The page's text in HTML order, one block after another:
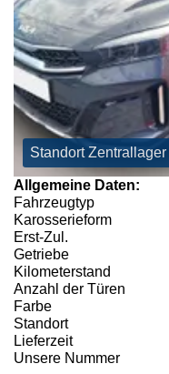
Standort Zentrallager
Allgemeine Daten:
Fahrzeugtyp
Karosserieform
Erst-Zul.
Getriebe
Kilometerstand
Anzahl der Türen
Farbe
Standort
Lieferzeit
Unsere Nummer